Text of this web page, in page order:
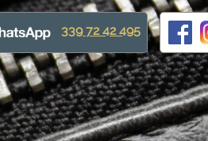
339 72 42 495